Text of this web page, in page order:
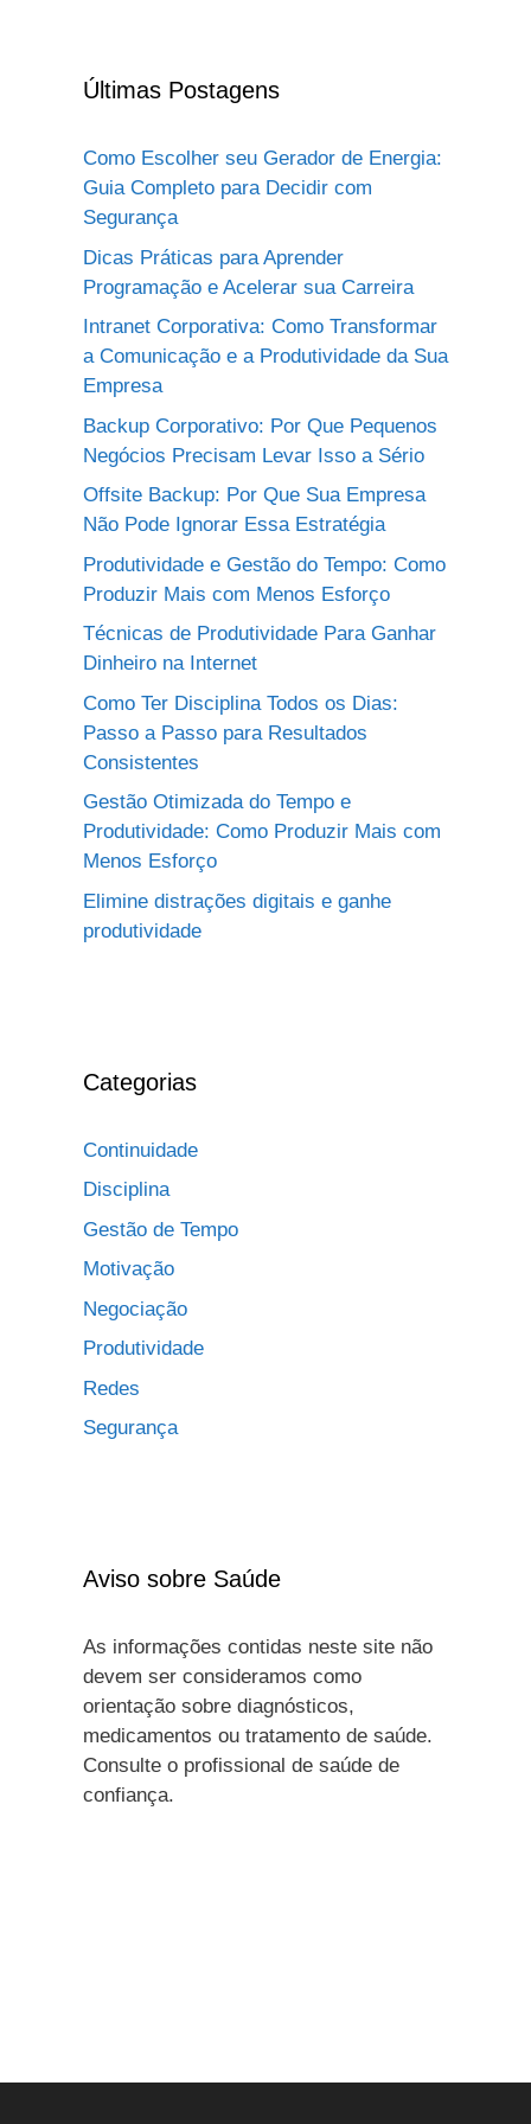
Últimas Postagens
Como Escolher seu Gerador de Energia:
Guia Completo para Decidir com
Segurança
Dicas Práticas para Aprender
Programação e Acelerar sua Carreira
Intranet Corporativa: Como Transformar
a Comunicação e a Produtividade da Sua
Empresa
Backup Corporativo: Por Que Pequenos
Negócios Precisam Levar Isso a Sério
Offsite Backup: Por Que Sua Empresa
Não Pode Ignorar Essa Estratégia
Produtividade e Gestão do Tempo: Como
Produzir Mais com Menos Esforço
Técnicas de Produtividade Para Ganhar
Dinheiro na Internet
Como Ter Disciplina Todos os Dias:
Passo a Passo para Resultados
Consistentes
Gestão Otimizada do Tempo e
Produtividade: Como Produzir Mais com
Menos Esforço
Elimine distrações digitais e ganhe
produtividade
Categorias
Continuidade
Disciplina
Gestão de Tempo
Motivação
Negociação
Produtividade
Redes
Segurança
Aviso sobre Saúde
As informações contidas neste site não
devem ser consideramos como
orientação sobre diagnósticos,
medicamentos ou tratamento de saúde.
Consulte o profissional de saúde de
confiança.